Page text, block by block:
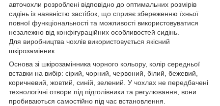
авточохли розроблені відповідно до оптимальних розмірів
сидінь із наявністю застібок, що сприяє збереженню їхньої
повної функціональності та можливості використовуватися
незалежно від конфігураційних особливостей сидінь.
Для виробництва чохлів використовується якісний
шкірозамінник.
Основа зі шкірозамінника чорного кольору, колір середньої
вставки на вибір: сірий, чорний, червоний, білий, бежевий,
коричневий, жовтий, синій, зелений. У чохлах не передбачені
технологічні отвори під підголівники та регулювання, вони
пробиваються самостійно під час встановлення.